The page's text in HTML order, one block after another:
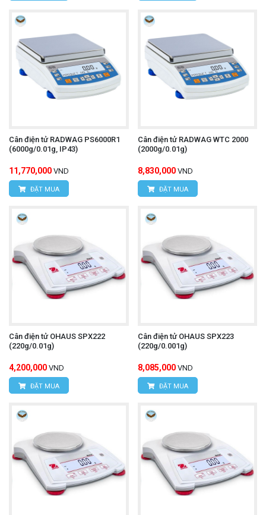
Cân điện tử RADWAG PS6000R1
(6000g/0.01g, IP43)
11,770,000 VND
ĐẶT MUA
Cân điện tử RADWAG WTC 2000
(2000g/0.01g)
8,830,000 VND
ĐẶT MUA
Cân điện tử OHAUS SPX222
(220g/0.01g)
4,200,000 VND
ĐẶT MUA
Cân điện tử OHAUS SPX223
(220g/0.001g)
8,085,000 VND
ĐẶT MUA